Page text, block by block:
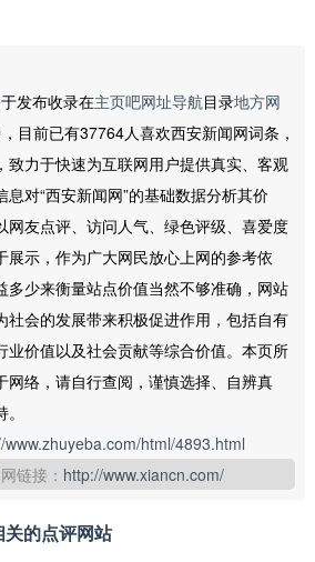
于发布收录在主页吧网址导航目录地方网
目前已有37764人喜欢西安新闻网词条，
致力于快速为互联网用户提供真实、客观
对“西安新闻网”的基础数据分析其价
网友点评、访问人气、绿色评级、喜爱度
展示，作为广大网民放心上网的参考依
多少来衡量站点价值当然不够准确，网站
社会的发展带来积极促进作用，包括自有
业价值以及社会贡献等综合价值。本页所
网络，请自行查阅，谨慎选择、自辨真
www.zhuyeba.com/html/4893.html
链接： http://www.xiancn.com/
的点评网站